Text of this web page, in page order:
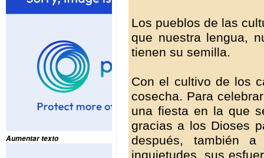
Aumentar texto
Los pueblos de las
que nuestra lengua,
tienen su semilla.
Con el cultivo de los
cosecha. Para
una fiesta en la que
gracias a los Dioses
después, también
inquietudes, sus